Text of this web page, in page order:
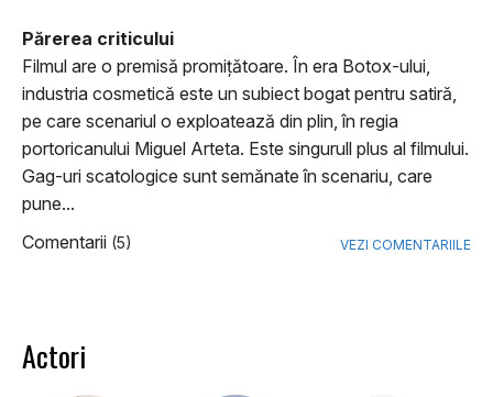
Părerea criticului
Filmul are o premisă promițătoare. În era Botox-ului,
industria cosmetică este un subiect bogat pentru satiră,
pe care scenariul o exploatează din plin, în regia
portoricanului Miguel Arteta. Este singurull plus al filmului.
Gag-uri scatologice sunt semănate în scenariu, care
pune...
Comentarii (5) VEZI COMENTARIILE
Actori